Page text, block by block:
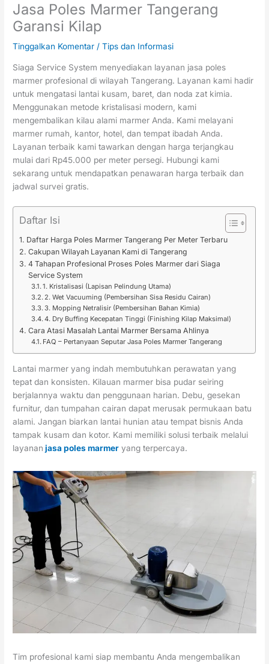
Jasa Poles Marmer Tangerang
Garansi Kilap
Tinggalkan Komentar /Tips dan Informasi
Siaga Service System menyediakan layanan jasa poles
marmer profesional di wilayah Tangerang. Layanan kami hadir
untuk mengatasi lantai kusam, baret, dan noda zat kimia.
Menggunakan metode kristalisasi modern, kami
mengembalikan kilau alami marmer Anda. Kami melayani
marmer rumah, kantor, hotel, dan tempat ibadah Anda.
Layanan terbaik kami tawarkan dengan harga terjangkau
mulai dari Rp45.000 per meter persegi. Hubungi kami
sekarang untuk mendapatkan penawaran harga terbaik dan
jadwal survei gratis.
Daftar Isi
Daftar Harga Poles Marmer Tangerang Per Meter Terbaru
Cakupan Wilayah Layanan Kami di Tangerang
4 Tahapan Profesional Proses Poles Marmer dari Siaga
Service System
1. Kristalisasi (Lapisan Pelindung Utama)
2. Wet Vacuuming (Pembersihan Sisa Residu Cairan)
3. Mopping Netralisir (Pembersihan Bahan Kimia)
4. Dry Buffing Kecepatan Tinggi (Finishing Kilap Maksimal)
Cara Atasi Masalah Lantai Marmer Bersama Ahlinya
FAQ – Pertanyaan Seputar Jasa Poles Marmer Tangerang
Lantai marmer yang indah membutuhkan perawatan yang
tepat dan konsisten. Kilauan marmer bisa pudar seiring
berjalannya waktu dan penggunaan harian. Debu, gesekan
furnitur, dan tumpahan cairan dapat merusak permukaan batu
alami. Jangan biarkan lantai hunian atau tempat bisnis Anda
tampak kusam dan kotor. Kami memiliki solusi terbaik melalui
layanan jasa poles marmer yang terpercaya.
Tim profesional kami siap membantu Anda mengembalikan